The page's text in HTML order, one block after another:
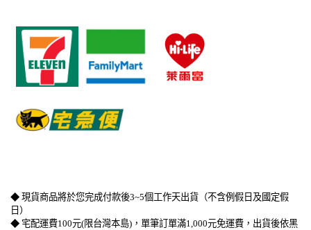
◆ 現貨商品將於您完成付款後3~5個工作天出貨（不含例假日及國定假
日）
◆ 宅配運費100元(限台灣本島)，單筆訂單滿1,000元免運費，出貨後依黑